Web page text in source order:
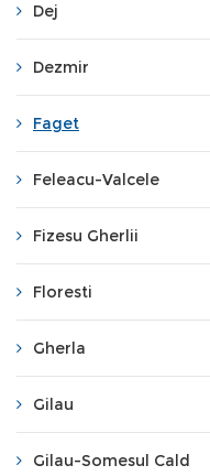
Dej
Dezmir
Faget
Feleacu-Valcele
Fizesu Gherlii
Floresti
Gherla
Gilau
Gilau-Somesul Cald